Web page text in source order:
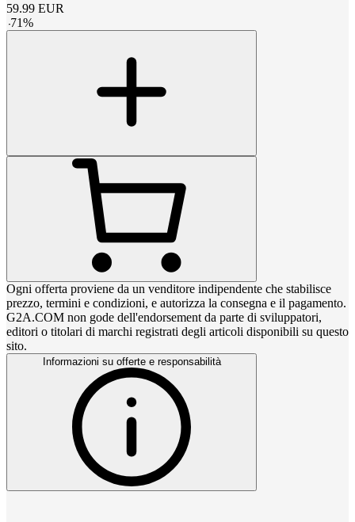
59.99 EUR
-71%
Ogni offerta proviene da un venditore indipendente che stabilisce
prezzo, termini e condizioni, e autorizza la consegna e il pagamento.
G2A.COM non gode dell'endorsement da parte di sviluppatori,
editori o titolari di marchi registrati degli articoli disponibili su questo
sito.
Informazioni su offerte e responsabilità